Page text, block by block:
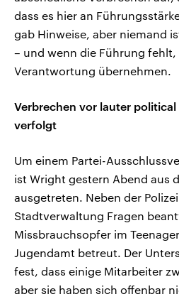
dass es hier an
gab Hinweise, aber niemand
– und wenn die Führung
Verantwortung übernehmen.
Verbrechen vor lauter
verfolgt
Um einem Partei-
ist Wright gestern Abend aus
ausgetreten. Neben der
Stadtverwaltung Fragen
Missbrauchsopfer im
Jugendamt betreut. Der
fest, dass einige Mitarbeiter
aber sie haben sich offenbar